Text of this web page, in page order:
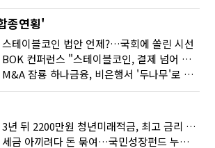
종연횡'
스테이블코인 법안 언제?…국회에 쏠린 시선
BOK 컨퍼런스 "스테이블코인, 결제 넘어 보험 대출 등 금융 연결 도구"
M&A 잠룡 하나금융, 비은행서 '두나무'로 눈돌린 이유는
3년 뒤 2200만원 청년미래적금, 최고 금리 받으려면?
세금 아끼려다 돈 묶여…국민성장펀드 누가 가입하면 좋을까